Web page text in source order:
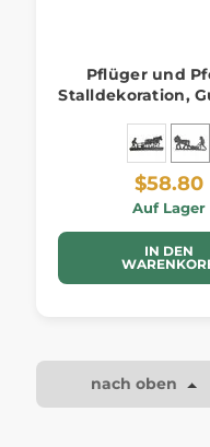
Pflüger und
Stalldekoration,
$58.80
Auf Lager
IN DEN
nach oben